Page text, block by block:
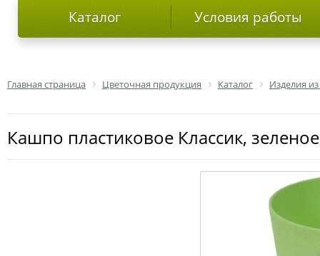
Каталог Условия работы
Главная страница Цветочная продукция Каталог Изделия
Кашпо пластиковое Классик,